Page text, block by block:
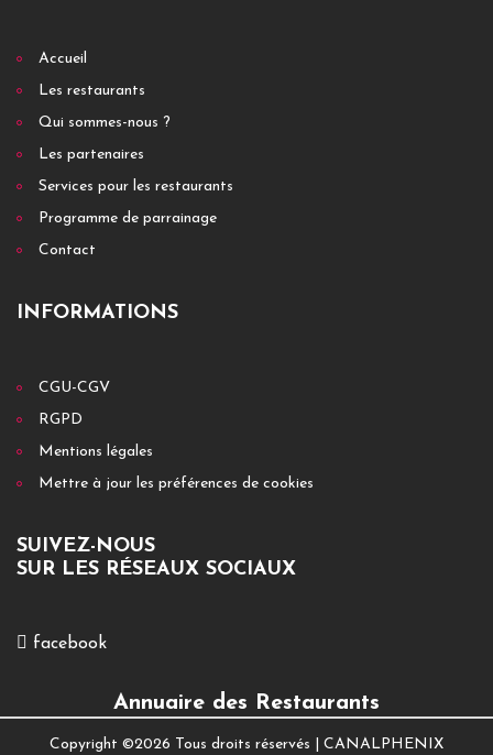
Accueil
Les restaurants
Qui sommes-nous ?
Les partenaires
Services pour les restaurants
Programme de parrainage
Contact
INFORMATIONS
CGU-CGV
RGPD
Mentions légales
Mettre à jour les préférences de cookies
SUIVEZ-NOUS
SUR LES RÉSEAUX SOCIAUX
facebook
Annuaire des Restaurants
Copyright ©2026 Tous droits réservés | CANALPHENIX